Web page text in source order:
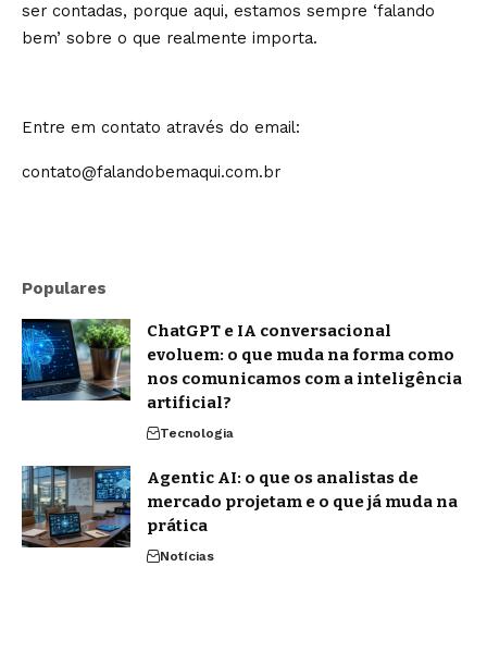
ser contadas, porque aqui, estamos sempre ‘falando
bem’ sobre o que realmente importa.
Entre em contato através do email:
contato@falandobemaqui.com.br
Populares
ChatGPT e IA conversacional
evoluem: o que muda na forma como
nos comunicamos com a inteligência
artificial?
Tecnologia
Agentic AI: o que os analistas de
mercado projetam e o que já muda na
prática
Notícias